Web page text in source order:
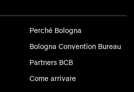
Perché Bologna
Bologna Convention Bureau
Partners BCB
Come arrivare